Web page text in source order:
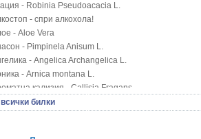
- Robinia Pseudoacacia L.
- спри алкохола!
- Aloe Vera
- Pimpinela Anisum L.
- Angelica Archangelica L.
- Arnica montana L.
кализия - Callisia Fragans
- Sorbus melanocorpa
билки